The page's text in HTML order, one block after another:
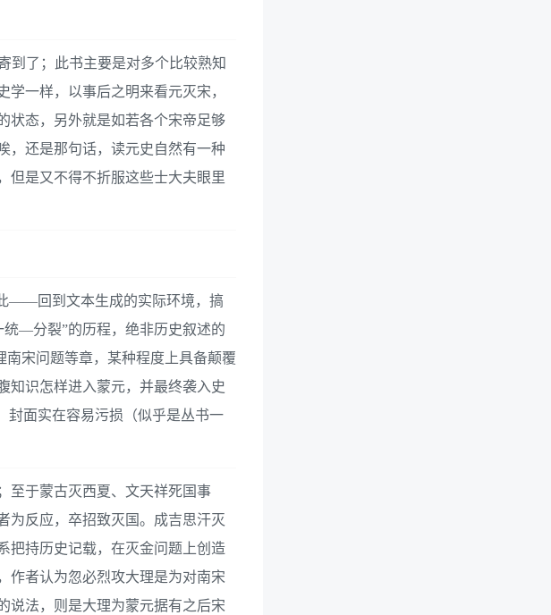
到了；此书主要是对多个比较熟知
一样，以事后之明来看元灭宋，
状态，另外就是如若各个宋帝足够
，还是那句话，读元史自然有一种
但是又不得不折服这些士大夫眼里
——回到文本生成的实际环境，搞
—分裂”的历程，绝非历史叙述的
南宋问题等章，某种程度上具备颠覆
知识怎样进入蒙元，并最终袭入史
封面实在容易污损（似乎是丛书一
至于蒙古灭西夏、文天祥死国事
为反应，卒招致灭国。成吉思汗灭
把持历史记载，在灭金问题上创造
作者认为忽必烈攻大理是为对南宋
说法，则是大理为蒙元据有之后宋